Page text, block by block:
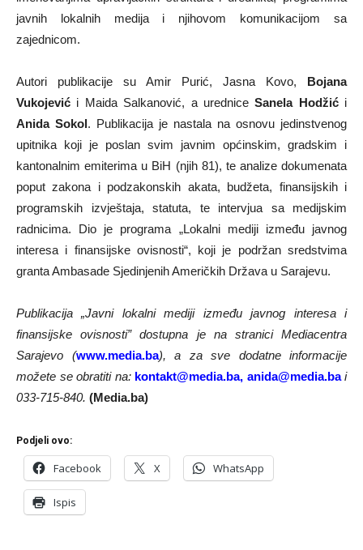
javnih lokalnih medija i njihovom komunikacijom sa
zajednicom.
Autori publikacije su Amir Purić, Jasna Kovo, Bojana
Vukojević i Maida Salkanović, a uredniceSanela Hodžići
Anida Sokol. Publikacija je nastala na osnovu jedinstvenog
upitnika koji je poslan svim javnim općinskim, gradskim i
kantonalnim emiterima u BiH (njih 81), te analize dokumenata
poput zakona i podzakonskih akata, budžeta, finansijskih i
programskih izvještaja, statuta, te intervjua sa medijskim
radnicima. Dio je programa „Lokalni mediji između javnog
interesa i finansijske ovisnosti“, koji je podržan sredstvima
granta Ambasade Sjedinjenih Američkih Država u Sarajevu.
Publikacija „Javni lokalni mediji između javnog interesa i
finansijske ovisnosti” dostupna je na stranici Mediacentra
Sarajevo (www.media.ba), a za sve dodatne informacije
možete se obratiti na: kontakt@media.ba, anida@media.bai
033-715-840. (Media.ba)
Podjeli ovo:
Facebook X WhatsApp
Ispis